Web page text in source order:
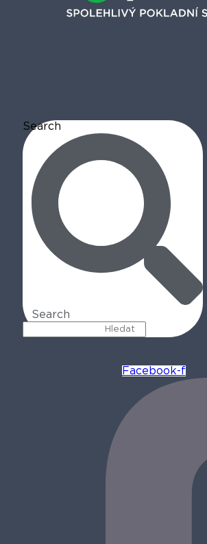
Search
Search
Facebook-f